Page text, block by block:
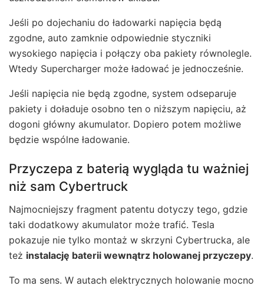
Jeśli po dojechaniu do ładowarki napięcia będą
zgodne, auto zamknie odpowiednie styczniki
wysokiego napięcia i połączy oba pakiety równolegle.
Wtedy Supercharger może ładować je jednocześnie.
Jeśli napięcia nie będą zgodne, system odseparuje
pakiety i doładuje osobno ten o niższym napięciu, aż
dogoni główny akumulator. Dopiero potem możliwe
będzie wspólne ładowanie.
Przyczepa z baterią wygląda tu ważniej
niż sam Cybertruck
Najmocniejszy fragment patentu dotyczy tego, gdzie
taki dodatkowy akumulator może trafić. Tesla
pokazuje nie tylko montaż w skrzyni Cybertrucka, ale
też instalację baterii wewnątrz holowanej przyczepy.
To ma sens. W autach elektrycznych holowanie mocno